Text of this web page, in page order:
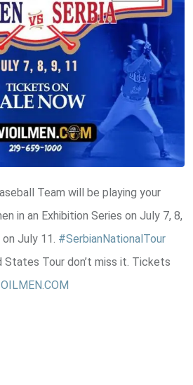
Team will be playing your
in an Exhibition Series on July 7, 8,
July 11. #SerbianNationalTour
Tour don’t miss it. Tickets